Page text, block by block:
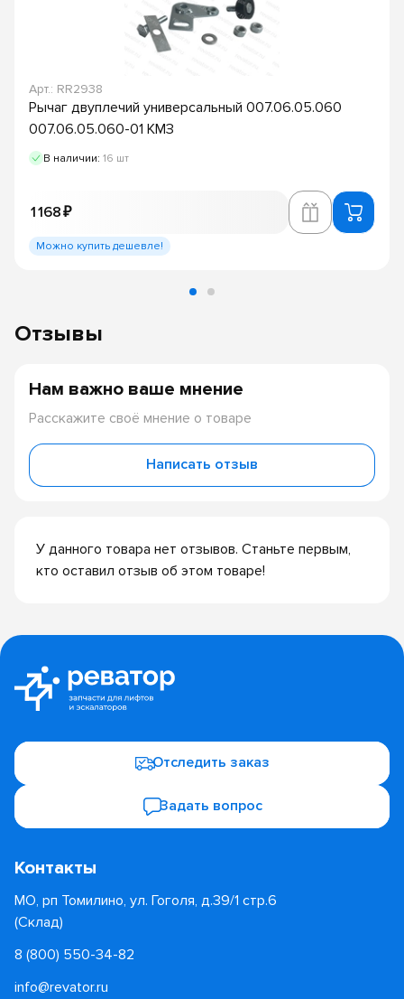
Арт.: RR2938
Рычаг двуплечий универсальный 007.06.05.060
007.06.05.060-01 КМЗ
В наличии: 16 шт
1 168 ₽
Можно купить дешевле!
Отзывы
У данного товара нет отзывов. Станьте первым,
кто оставил отзыв об этом товаре!
Нам важно ваше мнение
Расскажите своё мнение о товаре
Написать отзыв
Отследить заказ
Задать вопрос
Контакты
МО, рп Томилино, ул. Гоголя, д.39/1 стр.6
(Склад)
8 (800) 550-34-82
info@revator.ru